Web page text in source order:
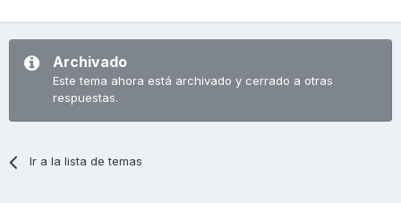
Archivado
Este tema ahora está archivado y cerrado a otras
respuestas.
Ir a la lista de temas